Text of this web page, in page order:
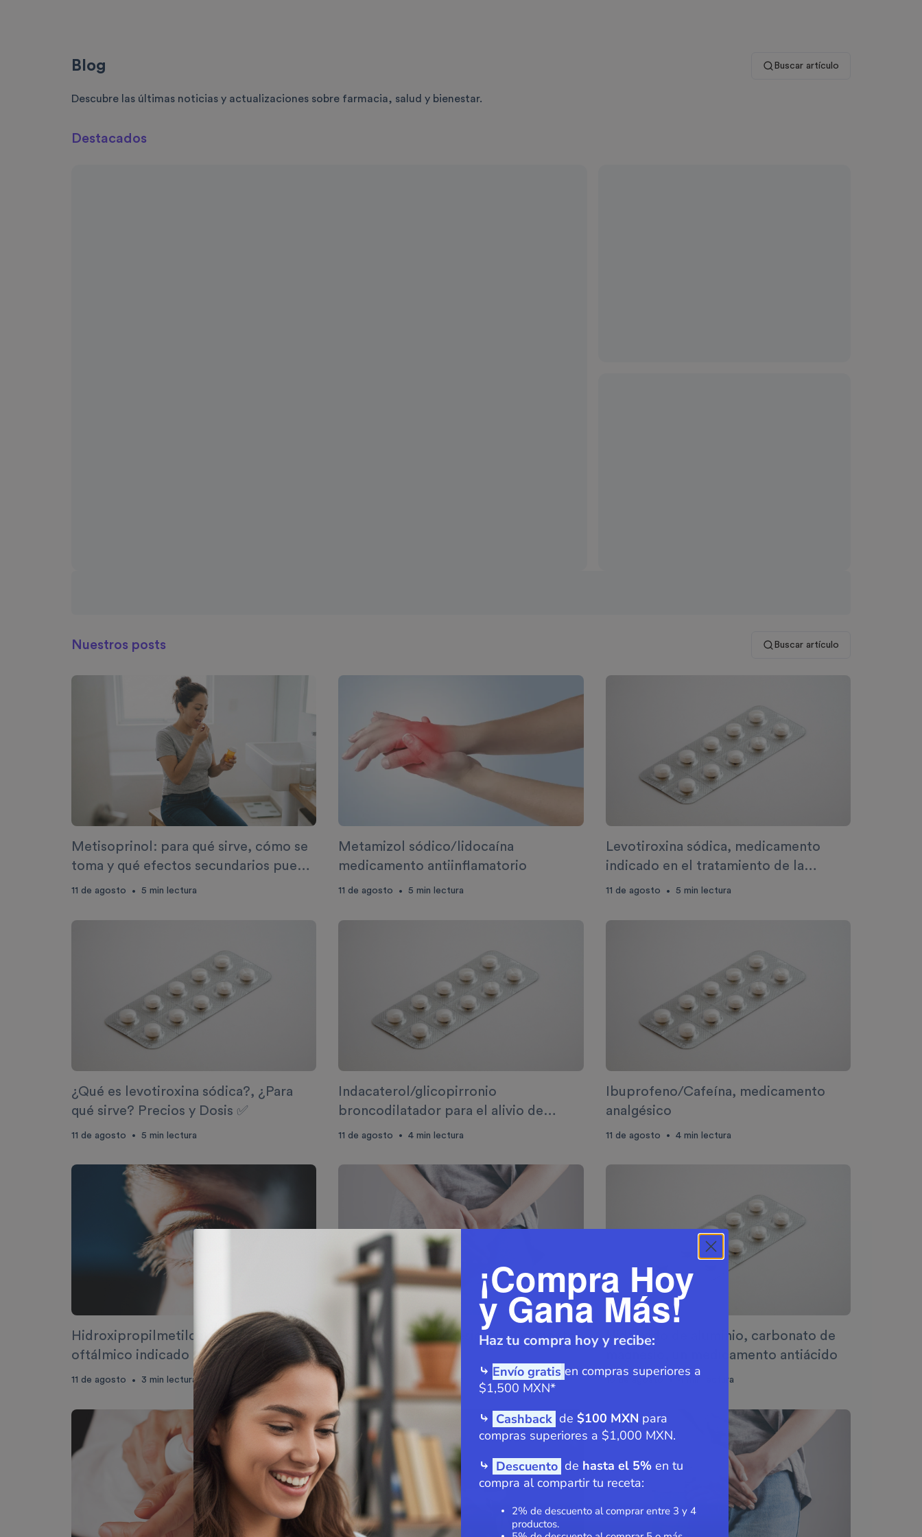
Blog Buscar artículo
Descubre las últimas noticias y actualizaciones sobre farmacia, salud y bienestar.
Destacados
Nuestros posts Buscar artículo
Metisoprinol: para qué sirve, cómo se
toma y qué efectos secundarios puede
causar
11 de agosto • 5 min lectura
Metamizol sódico/lidocaína
medicamento antiinflamatorio
11 de agosto • 5 min lectura
Levotiroxina sódica, medicamento
indicado en el tratamiento de la
terapia de reemplazo tiroideo
11 de agosto • 5 min lectura
¿Qué es levotiroxina sódica?, ¿Para
qué sirve? Precios y Dosis ✅
11 de agosto • 5 min lectura
Indacaterol/glicopirronio
broncodilatador para el alivio de
síntomas respiratorios
11 de agosto • 4 min lectura
Ibuprofeno/Cafeína, medicamento
analgésico
11 de agosto • 4min lectura
Hidroxipropilmetilcelulosa, lubricante
oftálmico indicado para el tratamiento
del ojo seco
11 de agosto • 3 min lectura
Hidróxido de magnesio, medicamento
antiácido y laxante
11 de agosto min lectura
Hidróxido de aluminio, carbonato de
magnesio, un medicamento antiácido
10 de agosto min lectura
¡Compra Hoy
y Gana Más!
Haz tu compra hoy y recibe:
⤷ Envío gratis en compras superiores a
$1,500 MXN*
⤷ Cashback de $100 MXN para
compras superiores a $1,000 MXN.
⤷ Descuento de hasta el 5% en tu
compra al compartir tu receta:
2% de descuento al comprar entre 3 y 4
productos.